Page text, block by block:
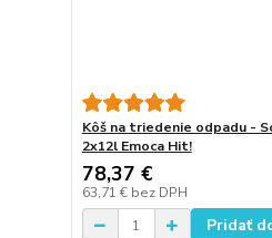
Kôš na triedenie odpadu -
2x12l Emoca Hit!
78,37 €
63,71 € bez DPH
Pridať